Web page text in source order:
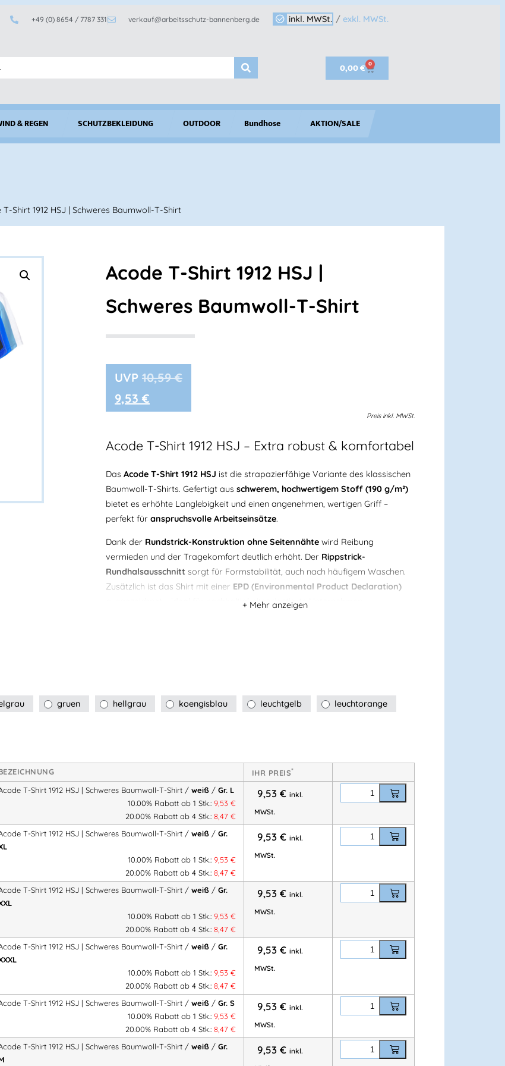
+49 (0) 8654 / 7787 331 verkauf@arbeitsschutz-bannenberg.de inkl. MWSt. / exkl. MWSt.
0,00€ 0
& REGEN SCHUTZBEKLEIDUNG OUTDOOR Bundhose AKTION/SALE
Shirt 1912 HSJ | Schweres Baumwoll-T-Shirt
Acode T-Shirt 1912 HSJ |
Schweres Baumwoll-T-Shirt
10,59€
9,53 €
Preis inkl. MWSt.
Acode T-Shirt 1912 HSJ – Extra robust & komfortabel
Das Acode T-Shirt 1912 HSJ ist die strapazierfähige Variante des klassischen
Baumwoll-T-Shirts. Gefertigt aus schwerem, hochwertigem Stoff (190 g/m²)
bietet es erhöhte Langlebigkeit und einen angenehmen, wertigen Griff –
perfekt für anspruchsvolle Arbeitseinsätze.
Dank der Rundstrick-Konstruktion ohne Seitennähte wird Reibung
vermieden und der Tragekomfort deutlich erhöht. Der Rippstrick-
Rundhalsausschnitt sorgt für Formstabilität, auch nach häufigem Waschen.
Zusätzlich ist das Shirt mit einer EPD (Environmental Product Declaration)
ausgezeichnet – ideal für nachhaltigkeitsorientierte Unternehmen.
✔ Formstabiler Rundhalsausschnitt mit Rippstrick
✔EPD-zertifiziert(environdec.com, Nr. 1760)
Ausstattung & Details
Rundstrick-Konstruktion (keine Seitennähte)
Rippstrick am Kragen
Robust & langlebig – ideal für Berufskleidung
Material & Qualität
Farbe
Material
Standardfarben 100 % Baumwolle
Neongelb
35 % Baumwolle / 65 % Polyester
Gewicht
ca.190 g/m²
Zertifizierungen OEKO-TEX®, EPD
PFAS
Frei von PFAS
IHR PREIS*
T-Shirt 1912 HSJ | Schweres Baumwoll-T-Shirt / weiß/ Gr. L
10.00% Rabatt ab 1 Stk.:9,53€
20.00% Rabatt ab 4 Stk.:8,47€
9,53 € inkl.
MWSt.
T-Shirt 1912 HSJ | Schweres Baumwoll-T-Shirt / weiß/ Gr.
10.00% Rabatt ab 1 Stk.:9,53€
20.00% Rabatt ab 4 Stk.:8,47€
9,53 € inkl.
MWSt.
T-Shirt 1912 HSJ | Schweres Baumwoll-T-Shirt / weiß/ Gr.
10.00% Rabatt ab 1 Stk.:9,53€
20.00% Rabatt ab 4 Stk.:8,47€
9,53 € inkl.
MWSt.
T-Shirt 1912 HSJ | Schweres Baumwoll-T-Shirt / weiß/ Gr.
10.00% Rabatt ab 1 Stk.:9,53€
20.00% Rabatt ab 4 Stk.:8,47€
9,53 € inkl.
MWSt.
T-Shirt 1912 HSJ | Schweres Baumwoll-T-Shirt / weiß/ Gr. S
10.00% Rabatt ab 1 Stk.:9,53€
20.00% Rabatt ab 4 Stk.:8,47€
9,53 € inkl.
MWSt.
T-Shirt 1912 HSJ | Schweres Baumwoll-T-Shirt / weiß/ Gr.
9,53 € inkl.
gruen hellgrau koengisblau leuchtgelb leuchtorange